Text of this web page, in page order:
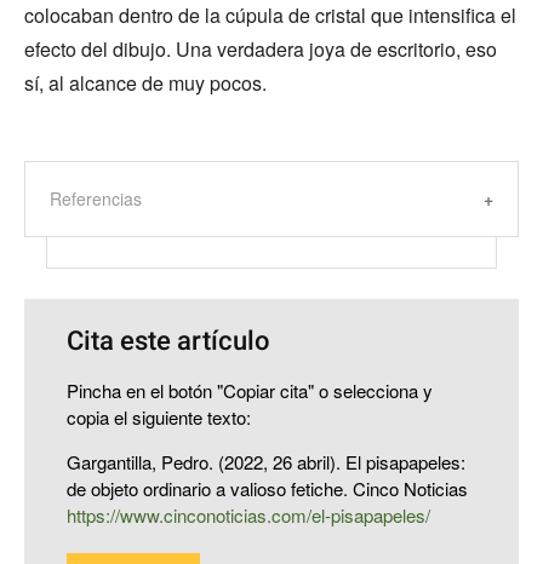
colocaban dentro de la cúpula de cristal que intensifica el
efecto del dibujo. Una verdadera joya de escritorio, eso
sí, al alcance de muy pocos.
Referencias
Cita este artículo
Pincha en el botón "Copiar cita" o selecciona y
copia el siguiente texto:
Gargantilla, Pedro. (2022, 26 abril). El pisapapeles:
de objeto ordinario a valioso fetiche. Cinco Noticias
https://www.cinconoticias.com/el-pisapapeles/